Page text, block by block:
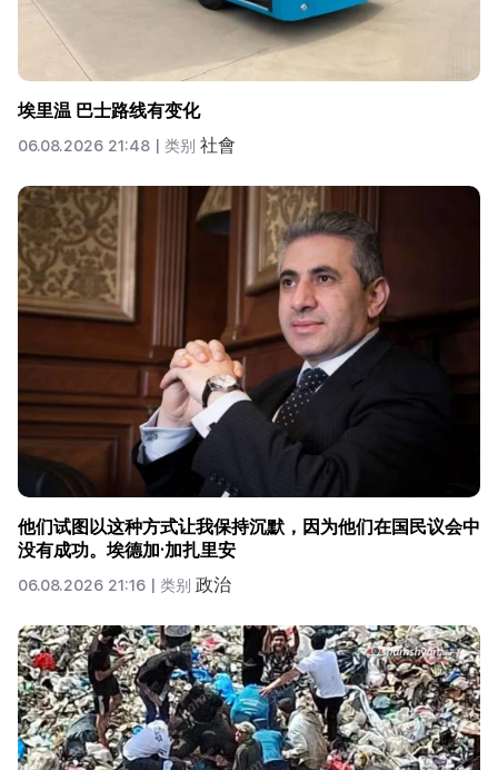
埃里温 巴士路线有变化
06.08.2026 21:48 | 类别 社會
他们试图以这种方式让我保持沉默，因为他们在国民议会中
没有成功。埃德加·加扎里安
06.08.2026 21:16 | 类别 政治